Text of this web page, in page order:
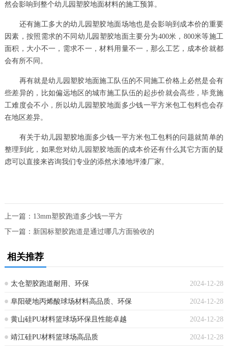
然会影响到整个幼儿园塑胶地面材料的施工预算。
还有施工多大的幼儿园塑胶地面场地也是会影响到成本价的重要
因素，按照需求的不同幼儿园塑胶地面主要分为400米，800米等施工
面积，大小不一，需求不一，材料用量不一，那么工艺，成本价就都
会有所不同。
再有就是幼儿园塑胶地面施工队伍的不同施工价格上必然是会有
些差异的，比如偏远地区的城市施工队伍的起步价就会高些，毕竟施
工难度会不小，所以幼儿园塑胶地面多少钱一平方米包工包料也会存
在地区差异。
有关于幼儿园塑胶地面多少钱一平方米包工包料的问题就简单的
整理到此，如果您对幼儿园塑胶地面的成本价还有什么其它方面的疑
虑可以直接来咨询我们专业的添然水漆地坪漆厂家。
上一篇： 13mm塑胶跑道多少钱一平方
下一篇： 新国标塑胶跑道是通过哪几方面验收的
相关推荐
2024-12-28
太仓塑胶跑道耐用、环保
2024-12-28
阜阳硬地丙烯酸球场材料高品质、环保
2024-12-28
黄山硅PU材料篮球场环保且性能卓越
2024-12-28
靖江硅PU材料篮球场高品质